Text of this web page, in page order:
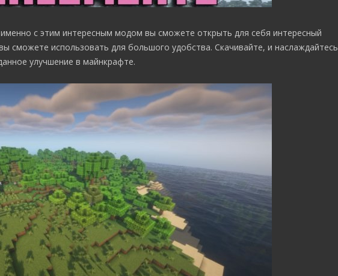
с этим интересным модом вы сможете открыть для себя интересный
сможете использовать для большого удобства. Скачивайте, и наслаждайтесь
улучшение в майнкрафте.